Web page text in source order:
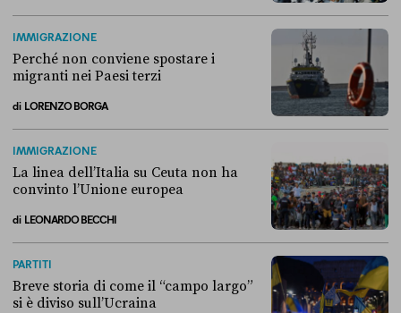
IMMIGRAZIONE
Perché non conviene spostare i
migranti nei Paesi terzi
di LORENZO BORGA
IMMIGRAZIONE
La linea dell’Italia su Ceuta non ha
convinto l’Unione europea
di LEONARDO BECCHI
PARTITI
Breve storia di come il “campo largo”
si è diviso sull’Ucraina